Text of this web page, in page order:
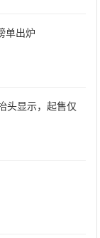
单出炉
头显示，起售仅